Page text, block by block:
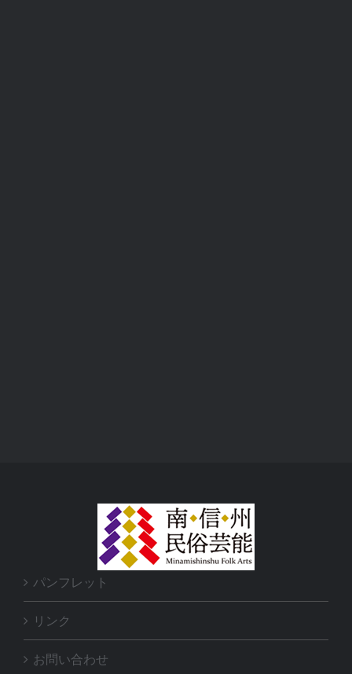
パンフレット
リンク
お問い合わせ